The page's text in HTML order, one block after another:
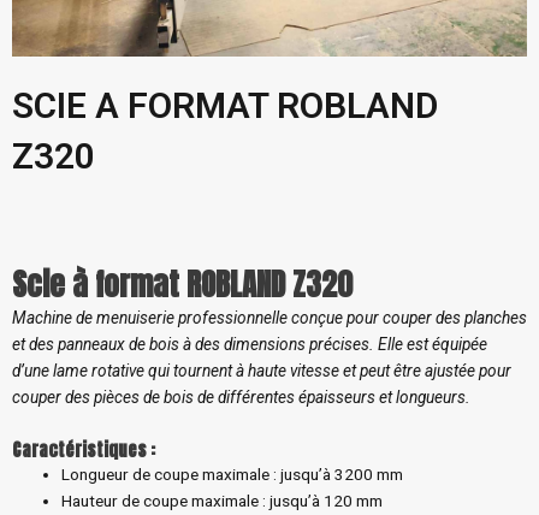
SCIE A FORMAT ROBLAND
Z320
Scie à format ROBLAND Z320
Machine de menuiserie professionnelle conçue pour couper des planches
et des panneaux de bois à des dimensions précises. Elle est équipée
d’une lame rotative qui tournent à haute vitesse et peut être ajustée pour
couper des pièces de bois de différentes épaisseurs et longueurs.
Caractéristiques :
Longueur de coupe maximale : jusqu’à 3200 mm
Hauteur de coupe maximale : jusqu’à 120 mm